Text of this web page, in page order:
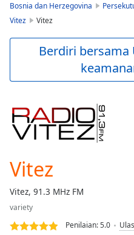
loading.
Video
Backward
Mute
Current
Time 0:00
Duration-:-
0.00%
Stream
TypeLIVE
Bosnia dan Herzegovina
Vitez
Vitez
Berdiri bersama
Vitez
Vitez, 91.3 MHz FM
variety
Penilaian:5.0